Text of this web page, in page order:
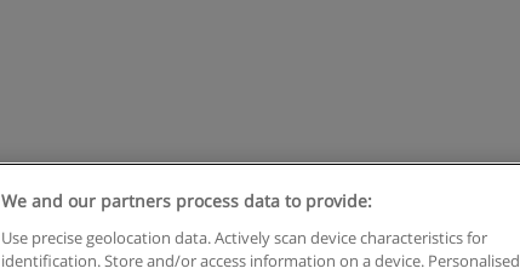
We and our partners process data to provide:
Use precise geolocation data. Actively scan device characteristics for
identification. Store and/or access information on a device. Personalised